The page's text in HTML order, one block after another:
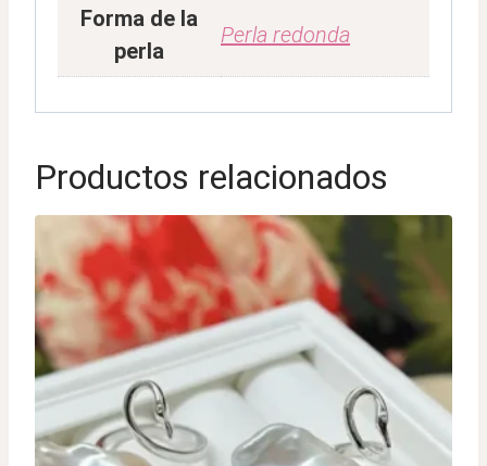
Forma de la
perla
Perla redonda
Productos relacionados